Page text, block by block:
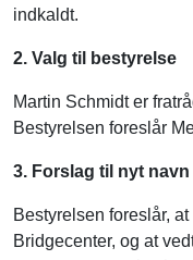
indkaldt.
2. Valg til bestyrelse
Martin Schmidt er
Bestyrelsen foreslår
3. Forslag til nyt
Bestyrelsen foreslår,
Bridgecenter, og at